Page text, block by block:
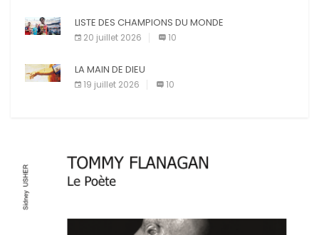
LISTE DES CHAMPIONS DU MONDE
20 juillet 2026 10
LA MAIN DE DIEU
19 juillet 2026 10